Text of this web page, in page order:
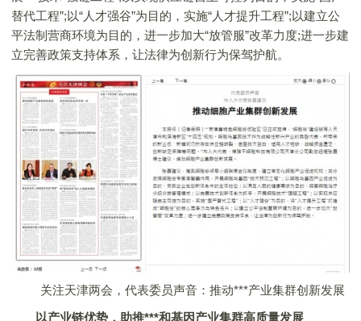
替代工程”;以“人才强谷”为目的，实施“人才提升工程”;以建立公
平法制营商环境为目的，进一步加大“放管服”改革力度;进一步建
立完善政策支持体系，让法律为创新行为保驾护航。
关注天津两会，代表委员声音：推动***产业集群创新发展
以产业链优势，助推***和基因产业集群高质量发展